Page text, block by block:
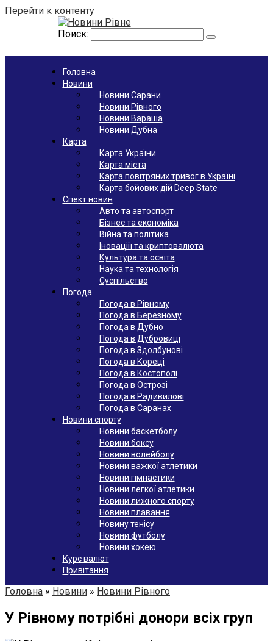
Перейти к контенту
Поиск:
Головна
Новини
Новини Сарани
Новини Рівного
Новини Вараша
Новини Дубна
Карта
Карта України
Карта міста
Карта повітряних тривог в Україні
Карта бойових дій Deep State
Спект новин
Авто та автоспорт
Бізнес та економіка
Війна та політика
Іноваціії та криптовалюта
Культура та освіта
Наука та технологія
Суспільство
Погода
Погода в Рівному
Погода в Березному
Погода в Дубно
Погода в Дубровиці
Погода в Здолбунові
Погода в Кореці
Погода в Костополі
Погода в Острозі
Погода в Радивилові
Погода в Саранах
Новини спорту
Новини баскетболу
Новини боксу
Новини волейболу
Новини важкої атлетики
Новини гімнастики
Новини легкої атлетики
Новини лижного спорту
Новини плавання
Новину тенісу
Новини футболу
Новини хокею
Курс валют
Привітання
Головна » Новини » Новини Рівного
У Рівному потрібні донори всіх груп